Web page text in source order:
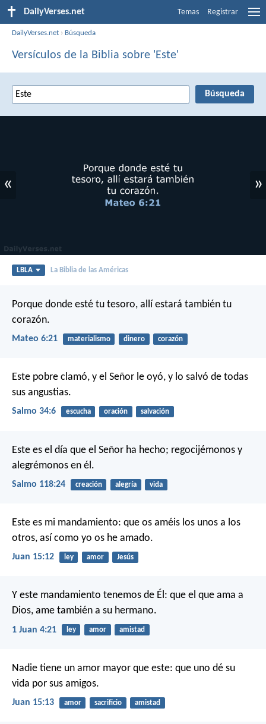
DailyVerses.net Temas Registrar
DailyVerses.net › Búsqueda
Versículos de la Biblia sobre 'Este'
« »
LBLA La Biblia de las Américas
Porque donde esté tu tesoro, allí estará también tu
corazón.
Mateo 6:21 materialismo dinero corazón
Este pobre clamó, y el Señor le oyó, y lo salvó de todas
sus angustias.
Salmo 34:6 escucha oración salvación
Este es el día que el Señor ha hecho; regocijémonos y
alegrémonos en él.
Salmo 118:24 creación alegría vida
Este es mi mandamiento: que os améis los unos a los
otros, así como yo os he amado.
Juan 15:12 ley amor Jesús
Y este mandamiento tenemos de Él: que el que ama a
Dios, ame también a su hermano.
1 Juan 4:21 ley amor amistad
Nadie tiene un amor mayor que este: que uno dé su
vida por sus amigos.
Juan 15:13 amor sacrificio amistad